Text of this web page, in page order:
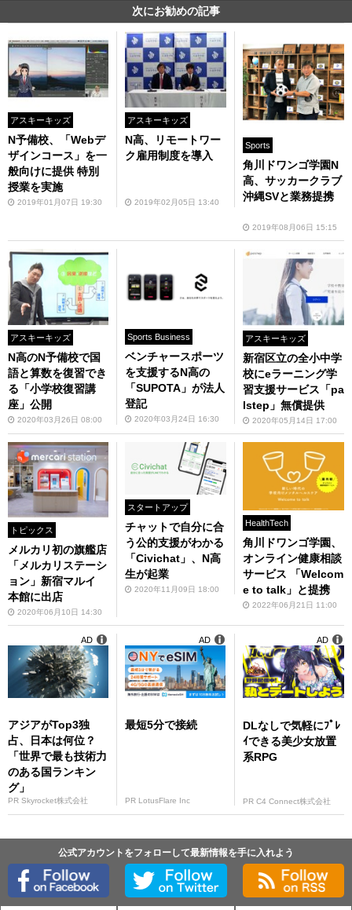
次にお勧めの記事
アスキーキッズ
N予備校、「Webデ
ザインコース」を一
般向けに提供 特別
授業を実施
2019年01月07日 19:30
アスキーキッズ
N高、リモートワー
ク雇用制度を導入
2019年02月05日 13:40
Sports
角川ドワンゴ学園N
高、サッカークラブ
沖縄SVと業務提携
2019年08月06日 15:15
アスキーキッズ
N高のN予備校で国
語と算数を復習でき
る「小学校復習講
座」公開
2020年03月26日 08:00
Sports Business
ベンチャースポーツ
を支援するN高の
「SUPOTA」が法人
登記
2020年03月24日 16:30
アスキーキッズ
新宿区立の全小中学
校にeラーニング学
習支援サービス「pa
lstep」無償提供
2020年05月14日 17:00
トピックス
メルカリ初の旗艦店
「メルカリステーシ
ョン」新宿マルイ
本館に出店
2020年06月10日 14:30
スタートアップ
チャットで自分に合
う公的支援がわかる
「Civichat」、N高
生が起業
2020年11月09日 18:00
HealthTech
角川ドワンゴ学園、
オンライン健康相談
サービス 「Welcom
e to talk」と提携
2022年06月21日 11:00
アジアがTop3独
占、日本は何位？
「世界で最も技術力
のある国ランキン
グ」
PR Skyrocket株式会社
AD
最短5分で接続
PR LotusFlare Inc
AD
DLなしで気軽にﾌﾟﾚ
ｲできる美少女放置
系RPG
PR C4 Connect株式会社
AD
公式アカウントをフォローして最新情報を手に入れよう